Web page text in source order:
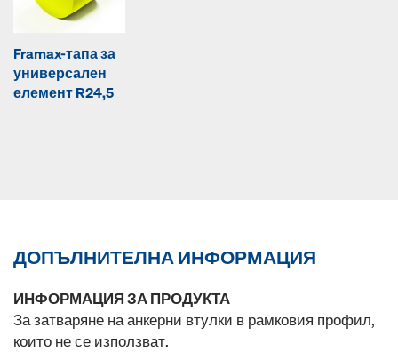
Framax-тапа за
универсален
елемент R24,5
ДОПЪЛНИТЕЛНА ИНФОРМАЦИЯ
ИНФОРМАЦИЯ ЗА ПРОДУКТА
За затваряне на анкерни втулки в рамковия профил,
които не се използват.